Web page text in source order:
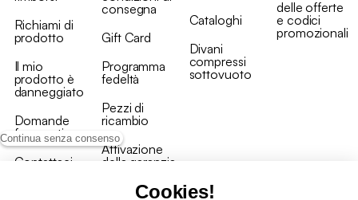
Continua senza consenso
Cookies!
Richiami di
prodotto
Il mio
prodotto è
danneggiato
Domande
frequenti
Contattaci
consegna
Gift Card
Programma
fedeltà
Pezzi di
ricambio
Attivazione
della garanzia
Cataloghi
Divani
compressi
sottovuoto
delle offerte
e codici
promozionali